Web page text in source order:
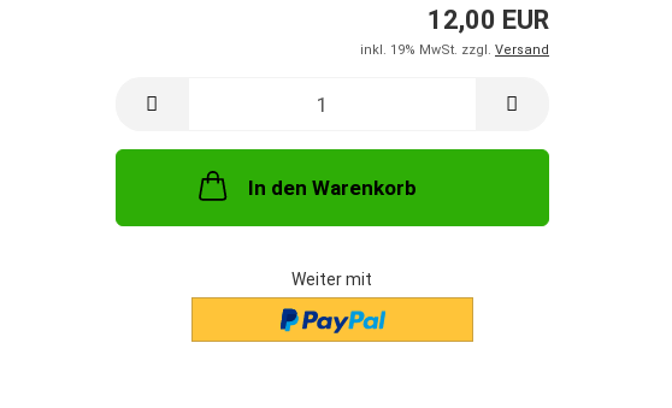
12,00 EUR
inkl. 19% MwSt. zzgl. Versand
In den Warenkorb
Weiter mit